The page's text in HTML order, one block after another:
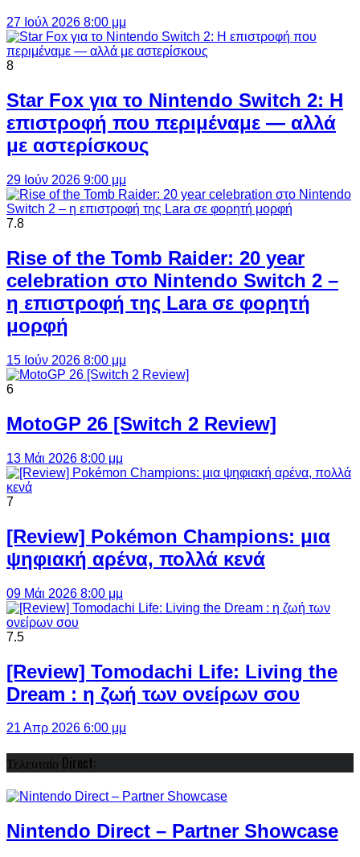
27 Ιούλ 2026 8:00 μμ
8
Star Fox για το Nintendo Switch 2: Η
επιστροφή που περιμέναμε — αλλά
με αστερίσκους
29 Ιούν 2026 9:00 μμ
7.8
Rise of the Tomb Raider: 20 year
celebration στο Nintendo Switch 2 –
η επιστροφή της Lara σε φορητή
μορφή
15 Ιούν 2026 8:00 μμ
6
MotoGP 26 [Switch 2 Review]
13 Μάι 2026 8:00 μμ
7
[Review] Pokémon Champions: μια
ψηφιακή αρένα, πολλά κενά
09 Μάι 2026 8:00 μμ
7.5
[Review] Tomodachi Life: Living the
Dream : η ζωή των ονείρων σου
21 Απρ 2026 6:00 μμ
Τελευταίο Direct:
Nintendo Direct – Partner Showcase